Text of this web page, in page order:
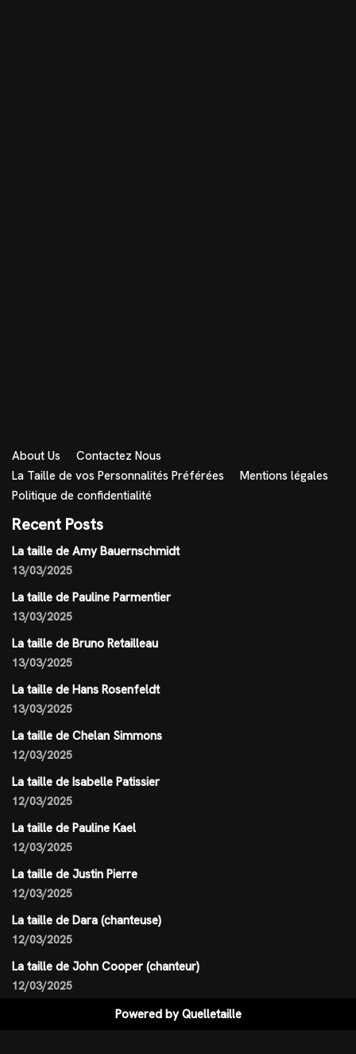
About Us
Contactez Nous
La Taille de vos Personnalités Préférées
Mentions légales
Politique de confidentialité
Recent Posts
La taille de Amy Bauernschmidt
13/03/2025
La taille de Pauline Parmentier
13/03/2025
La taille de Bruno Retailleau
13/03/2025
La taille de Hans Rosenfeldt
13/03/2025
La taille de Chelan Simmons
12/03/2025
La taille de Isabelle Patissier
12/03/2025
La taille de Pauline Kael
12/03/2025
La taille de Justin Pierre
12/03/2025
La taille de Dara (chanteuse)
12/03/2025
La taille de John Cooper (chanteur)
12/03/2025
Powered byQuelletaille